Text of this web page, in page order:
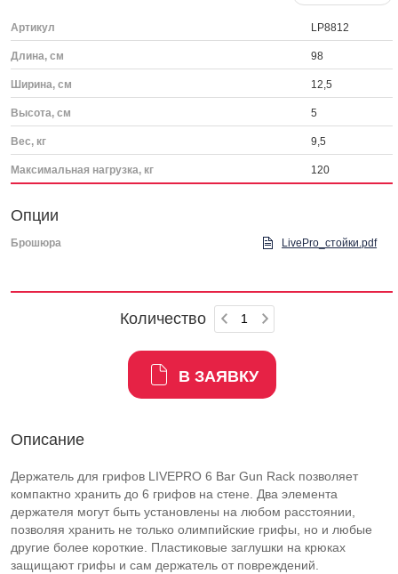
Артикул LP8812
Длина, см 98
Ширина, см 12,5
Высота, см 5
Вес, кг 9,5
Максимальная нагрузка, кг 120
Опции
Брошюра LivePro_стойки.pdf
Количество
В ЗАЯВКУ
Описание
Держатель для грифов LIVEPRO 6 Bar Gun Rack позволяет
компактно хранить до 6 грифов на стене. Два элемента
держателя могут быть установлены на любом расстоянии,
позволяя хранить не только олимпийские грифы, но и любые
другие более короткие. Пластиковые заглушки на крюках
защищают грифы и сам держатель от повреждений.